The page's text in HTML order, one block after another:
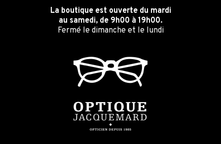
La boutique est ouverte du mardi
au samedi, de 9h00 à 19h00.
Fermé le dimanche et le lundi